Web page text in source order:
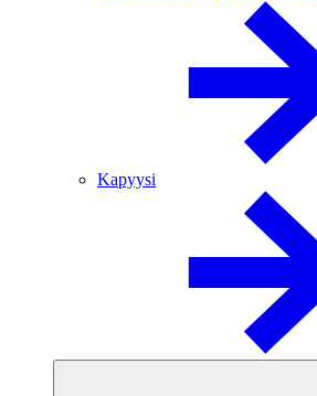
Kapyysi